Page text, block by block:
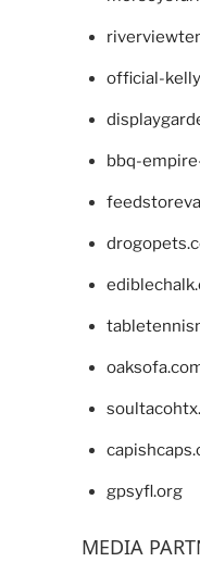
official-
bbq-
gpsyfl.org
MEDIA